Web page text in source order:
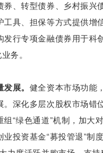
、转型债券、乡村振兴
具、担保等方式提供增
行专项金融债券用于科
务。
展。 健全资本市场功能
深化多层次股权市场错
“绿色通道”机制，加大
投资基金“募投管退”制